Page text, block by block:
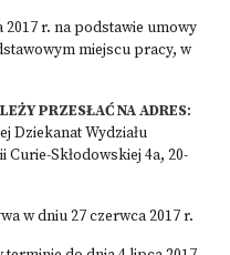
r. na podstawie umowy
miejscu pracy, w
PRZESŁAĆ NA ADRES:
Dziekanat Wydziału
Skłodowskiej 4a, 20-
w dniu 27 czerwca 2017 r.